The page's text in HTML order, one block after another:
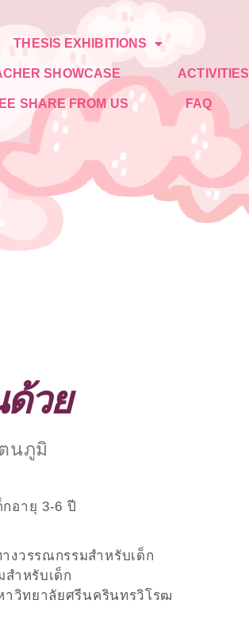
THESIS EXHIBITIONS
SHOWCASE ACTIVITIES
SHARE FROM US FAQ
วย
นภูมิ
อายุ 3-6 ปี
งวรรณกรรมสำหรับเด็ก
ำหรับเด็ก
วิทยาลัยศรีนครินทรวิโรฒ